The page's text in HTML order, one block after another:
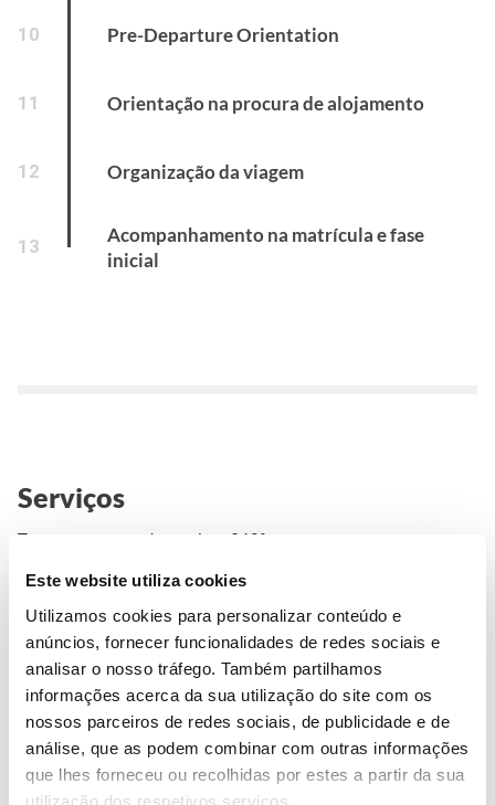
Este website utiliza cookies
Utilizamos cookies para personalizar conteúdo e
anúncios, fornecer funcionalidades de redes sociais e
analisar o nosso tráfego. Também partilhamos
informações acerca da sua utilização do site com os
nossos parceiros de redes sociais, de publicidade e de
análise, que as podem combinar com outras informações
que lhes forneceu ou recolhidas por estes a partir da sua
utilização dos respetivos serviços.
10 Pre-Departure Orientation
11 Orientação na procura de alojamento
12 Organização da viagem
13
Acompanhamento na matrícula e fase
inicial
Serviços
Temos uma gama de serviços 360º
VER TODOS
Consultoria Educativa